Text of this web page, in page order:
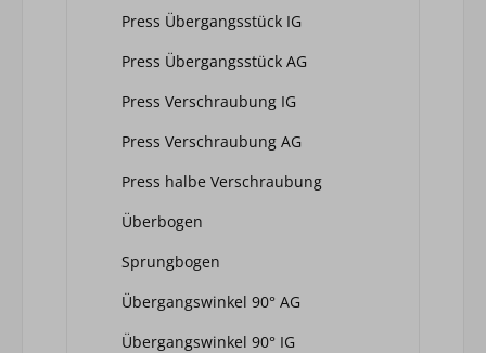
Press Übergangsstück IG
Press Übergangsstück AG
Press Verschraubung IG
Press Verschraubung AG
Press halbe Verschraubung
Überbogen
Sprungbogen
Übergangswinkel 90° AG
Übergangswinkel 90° IG